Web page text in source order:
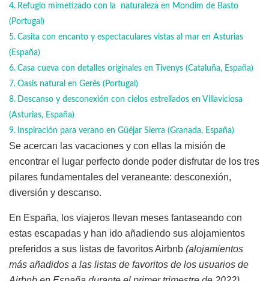
Refugio mimetizado con la naturaleza en Mondim de Basto
(Portugal)
Casita con encanto y espectaculares vistas al mar en Asturias
(España)
Casa cueva con detalles originales en Tivenys (Cataluña, España)
Oasis natural en Gerês (Portugal)
Descanso y desconexión con cielos estrellados en Villaviciosa
(Asturias, España)
Inspiración para verano en Güéjar Sierra (Granada, España)
Se acercan las vacaciones y con ellas la misión de
encontrar el lugar perfecto donde poder disfrutar de los tres
pilares fundamentales del veraneante: desconexión,
diversión y descanso.
En España, los viajeros llevan meses fantaseando con
estas escapadas y han ido añadiendo sus alojamientos
preferidos a sus listas de favoritos Airbnb (alojamientos
más añadidos a las listas de favoritos de los usuarios de